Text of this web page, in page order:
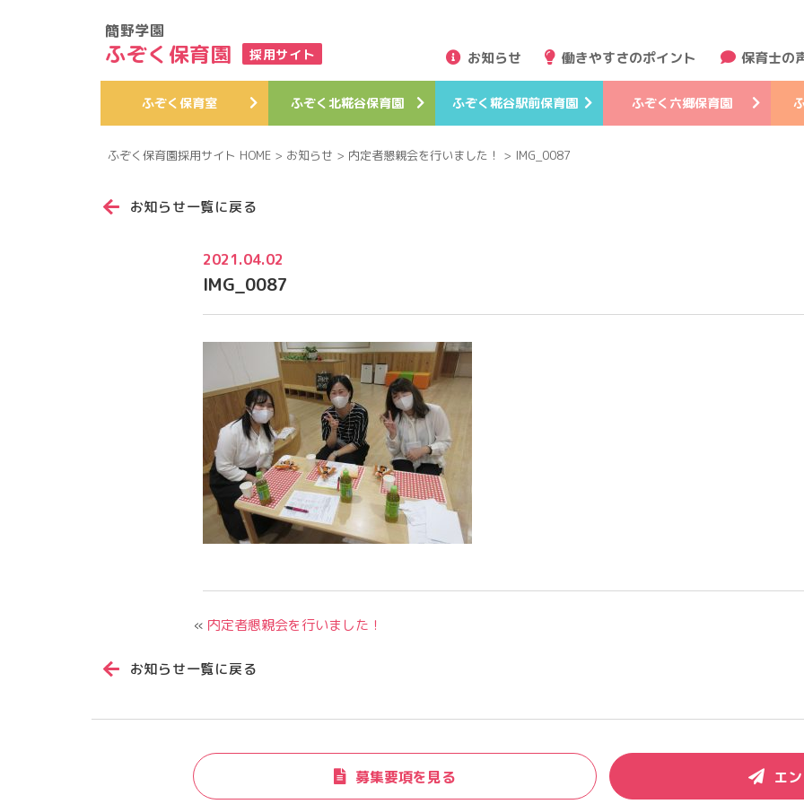
簡野学園
ふぞく保育園 採用サイト お知らせ 働きやすさのポイント 保育士の
ふぞく保育室 ふぞく北糀谷保育園 ふぞく糀谷駅前保育園 ふぞく 六郷保育園
ふぞく保育園採用サイト HOME> お知らせ > 内定者懇親会を行いました！ > IMG_0087
お知らせ一覧に戻る
2021.04.02
IMG_0087
« 内定者懇親会を行いました！
お知らせ一覧に戻る
募集要項を見る エ